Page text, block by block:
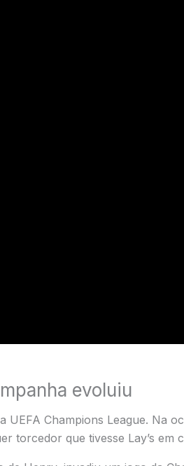
evoluiu
Champions League. Na
torcedor que tivesse Lay’s em